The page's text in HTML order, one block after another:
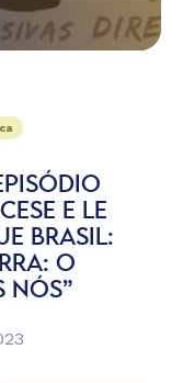
E LE
BRASIL:
O
NÓS”